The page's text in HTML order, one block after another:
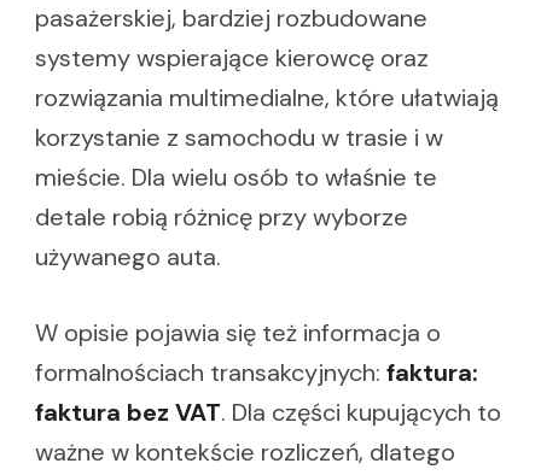
pasażerskiej, bardziej rozbudowane
systemy wspierające kierowcę oraz
rozwiązania multimedialne, które ułatwiają
korzystanie z samochodu w trasie i w
mieście. Dla wielu osób to właśnie te
detale robią różnicę przy wyborze
używanego auta.
W opisie pojawia się też informacja o
formalnościach transakcyjnych: faktura:
faktura bez VAT. Dla części kupujących to
ważne w kontekście rozliczeń, dlatego